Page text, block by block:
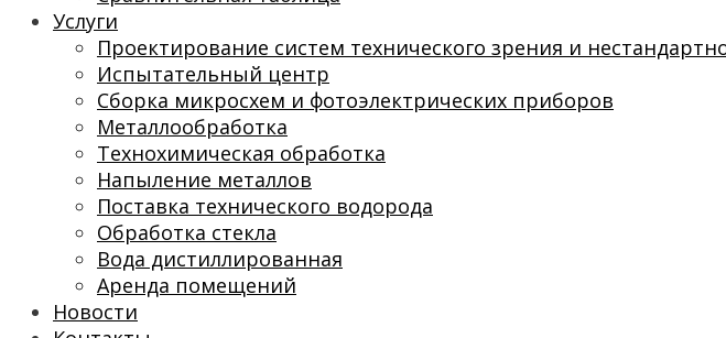
Услуги
Проектирование систем технического зрения и
Испытательный центр
Сборка микросхем и фотоэлектрических приборов
Металлообработка
Технохимическая обработка
Напыление металлов
Поставка технического водорода
Обработка стекла
Вода дистиллированная
Аренда помещений
Новости